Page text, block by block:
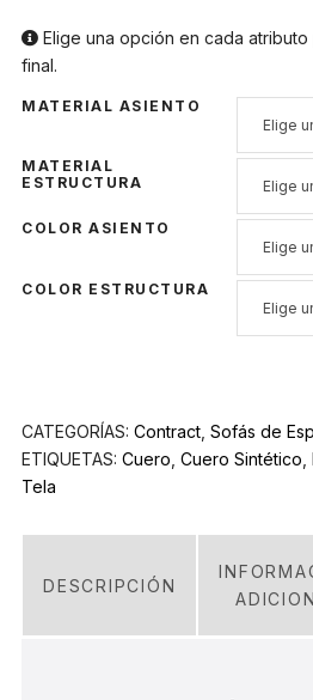
Elige una opción en cada
final.
MATERIAL ASIENTO
MATERIAL
ESTRUCTURA
COLOR ASIENTO
COLOR ESTRUCTURA
CATEGORÍAS: Contract Sofás de
ETIQUETAS: Cuero Cuero Sintético
Tela
DESCRIPCIÓN